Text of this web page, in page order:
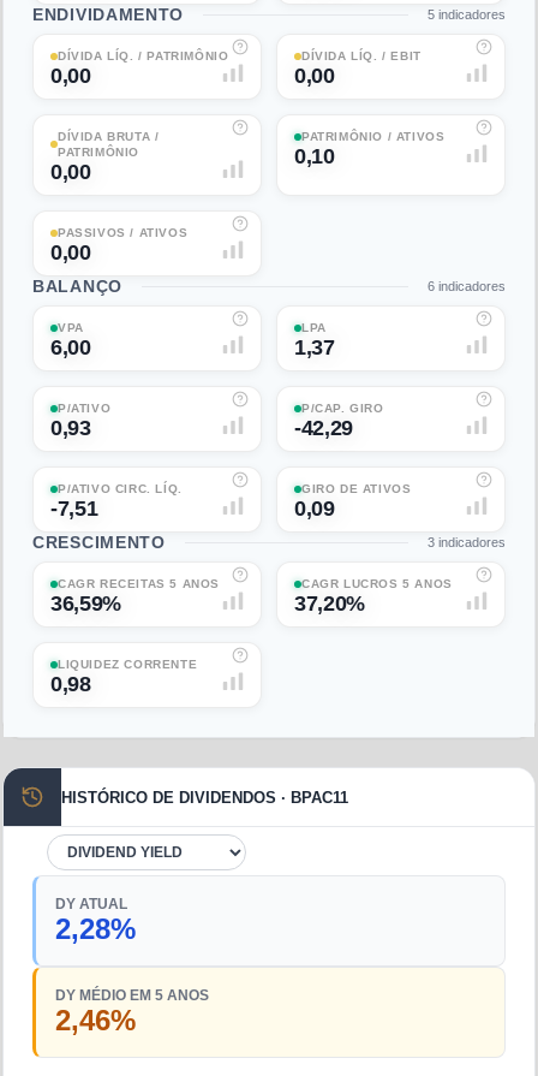
ENDIVIDAMENTO 5 indicadores
DÍVIDA LÍQ. / PATRIMÔNIO
0,00
DÍVIDA LÍQ. / EBIT
0,00
DÍVIDA BRUTA /
PATRIMÔNIO
0,00
PATRIMÔNIO / ATIVOS
0,10
PASSIVOS / ATIVOS
0,00
BALANÇO 6 indicadores
VPA
6,00
LPA
1,37
P/ATIVO
0,93
P/CAP. GIRO
-42,29
P/ATIVO CIRC. LÍQ.
-7,51
GIRO DE ATIVOS
0,09
CRESCIMENTO 3 indicadores
CAGR RECEITAS 5 ANOS
36,59%
CAGR LUCROS 5 ANOS
37,20%
LIQUIDEZ CORRENTE
0,98
HISTÓRICO DE DIVIDENDOS · BPAC11
DY ATUAL
2,28%
DY MÉDIO EM 5 ANOS
2,46%